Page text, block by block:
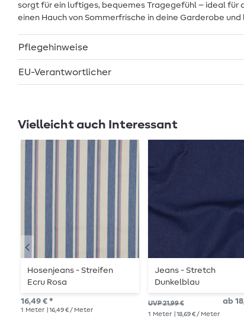
sorgt für ein luftiges, bequemes Tragegefühl – ideal für
einen Hauch von Sommerfrische in deine Garderobe
Pflegehinweise
EU-Verantwortlicher
Vielleicht auch Interessant
Hosenjeans - Streifen
Ecru Rosa
16,49 € *
1 Meter | 16,49 € / Meter
Jeans - Stretch
Dunkelblau
UVP 21,99 € ab
1 Meter | 18,69 € / Meter